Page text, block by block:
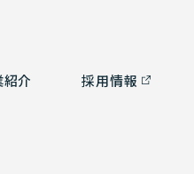
介 採⽤情報